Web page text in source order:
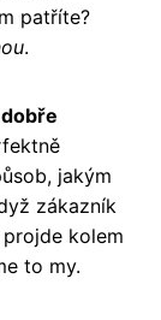
patříte?
.
jakým
zákazník
kolem
to my.